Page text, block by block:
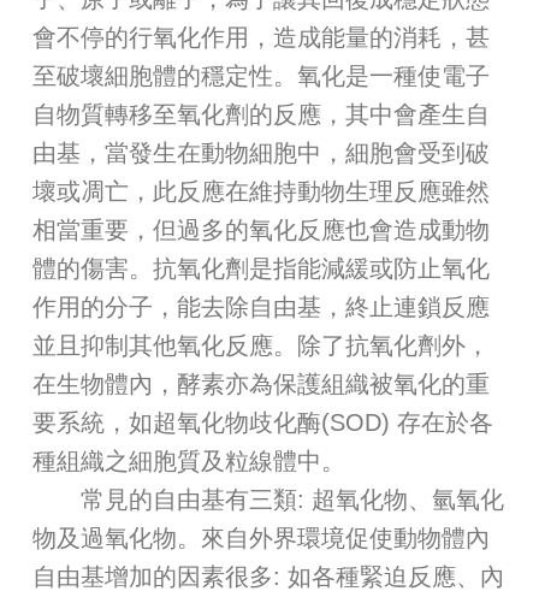
會不停的行氧化作用，造成能量的消耗，甚
至破壞細胞體的穩定性。氧化是一種使電子
自物質轉移至氧化劑的反應，其中會產生自
由基，當發生在動物細胞中，細胞會受到破
壞或凋亡，此反應在維持動物生理反應雖然
相當重要，但過多的氧化反應也會造成動物
體的傷害。抗氧化劑是指能減緩或防止氧化
作用的分子，能去除自由基，終止連鎖反應
並且抑制其他氧化反應。除了抗氧化劑外，
在生物體內，酵素亦為保護組織被氧化的重
要系統，如超氧化物歧化酶(SOD) 存在於各
種組織之細胞質及粒線體中。
常見的自由基有三類: 超氧化物、氫氧化
物及過氧化物。來自外界環境促使動物體內
自由基增加的因素很多: 如各種緊迫反應、內